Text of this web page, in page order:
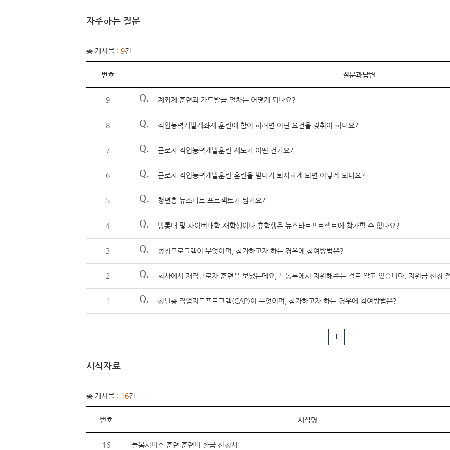
자주하는 질문
총 게시물 : 9건
번호 질문과답변
9 Q. 계좌제 훈련과 카드발급 절차는 어떻게 되나요?
8 Q. 직업능력개발계좌제 훈련에 참여 하려면 어떤 요건을 갖춰야 하나요?
7 Q. 근로자 직업능력개발훈련 제도가 어떤 건가요?
6 Q. 근로자 직업능력개발훈련 훈련을 받다가 퇴사하게 되면 어떻게 되나요?
5 Q. 청년층 뉴스타트 프로젝트가 뭔가요?
4 Q. 방통대 및 사이버대학 재학생이나 휴학생은 뉴스타트프로젝트에 참가할 수 없나요?
3 Q. 성취프로그램이 무엇이며, 참가하고자 하는 경우에 참여방법은?
2 Q. 회사에서 재직근로자 훈련을 보냈는데요, 노동부에서 지원해주는 걸로 알고 있습니다. 지원금 신청
1 Q. 청년층 직업지도프로그램(CAP)이 무엇이며, 참가하고자 하는 경우에 참여방법은?
1
서식자료
총 게시물 : 16건
번호 서식명
16 돌봄서비스 훈련 훈련비 환급 신청서